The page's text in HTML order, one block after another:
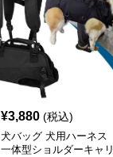
¥3,880 (税込)
犬バッグ 犬用ハーネス
一体型ショルダーキャリ